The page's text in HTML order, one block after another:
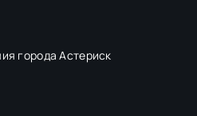
города Астериск